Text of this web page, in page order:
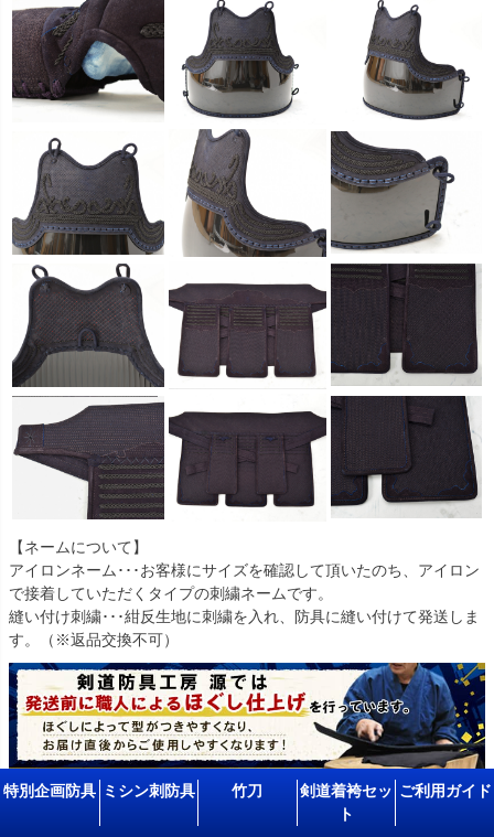
【ネームについて】
アイロンネーム･･･お客様にサイズを確認して頂いたのち、アイロン
で接着していただくタイプの刺繍ネームです。
縫い付け刺繍･･･紺反生地に刺繍を入れ、防具に縫い付けて発送しま
す。（※返品交換不可）
特別企画防具 ミシン刺防具 竹刀
剣道着袴セッ
ト
ご利用ガイド